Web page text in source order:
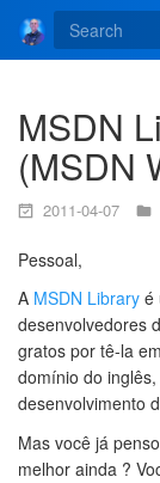
MSDN
(MSDN
2011-04-07
Pessoal,
A MSDN Library é
desenvolvedores
gratos por tê-la
domínio do
desenvolvimento
Mas você já
melhor ainda ?